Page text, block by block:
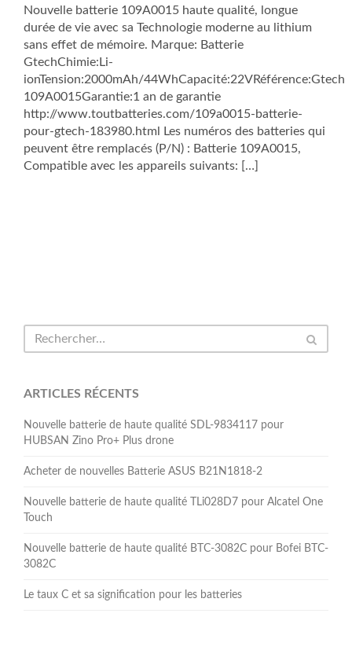
Nouvelle batterie 109A0015 haute qualité, longue
durée de vie avec sa Technologie moderne au lithium
sans effet de mémoire. Marque: Batterie
GtechChimie:Li-
ionTension:2000mAh/44WhCapacité:22VRéférence:Gtech
109A0015Garantie:1 an de garantie
http://www.toutbatteries.com/109a0015-batterie-
pour-gtech-183980.html Les numéros des batteries qui
peuvent être remplacés (P/N) : Batterie 109A0015,
Compatible avec les appareils suivants: […]
ARTICLES RÉCENTS
Nouvelle batterie de haute qualité SDL-9834117 pour
HUBSAN Zino Pro+ Plus drone
Acheter de nouvelles Batterie ASUS B21N1818-2
Nouvelle batterie de haute qualité TLi028D7 pour Alcatel One
Touch
Nouvelle batterie de haute qualité BTC-3082C pour Bofei BTC-
3082C
Le taux C et sa signification pour les batteries